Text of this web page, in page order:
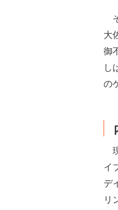
大
御
し
の
イ
デ
リ